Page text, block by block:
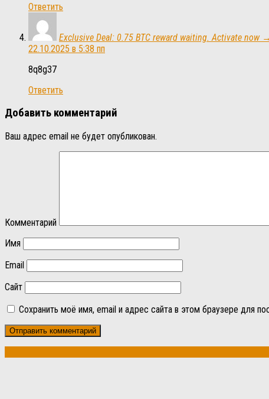
Ответить
Exclusive Deal: 0.75 BTC reward waiting. Activate now
22.10.2025 в 5:38 пп
8q8g37
Ответить
Добавить комментарий
Ваш адрес email не будет опубликован.
Комментарий
Имя
Email
Сайт
Сохранить моё имя, email и адрес сайта в этом браузере для